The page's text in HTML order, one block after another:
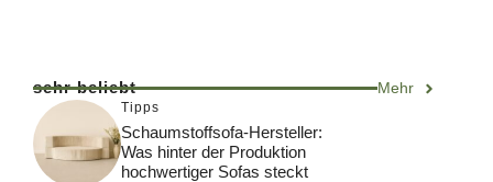
sehr beliebt Mehr
Tipps
Schaumstoffsofa-Hersteller:
Was hinter der Produktion
hochwertiger Sofas steckt